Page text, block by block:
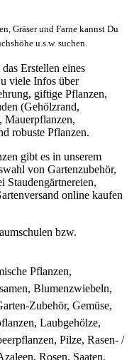
Gräser und Farne kannst Du
u.s.w. suchen.
Erstellen eines
viele Infos über
giftige Pflanzen,
(Gehölzrand,
Mauerpflanzen,
robuste Pflanzen.
gibt es in unserem
von Gartenzubehör,
Staudengärtnereien,
online kaufen
bzw.
Pflanzen,
Blumenzwiebeln,
Zubehör, Gemüse,
Laubgehölze,
Pilze, Rasen- /
Rosen, Saaten,